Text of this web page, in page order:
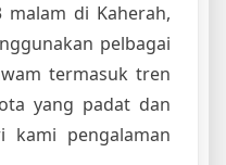
malam di Kaherah,
pelbagai
termasuk tren
yang padat dan
kami pengalaman